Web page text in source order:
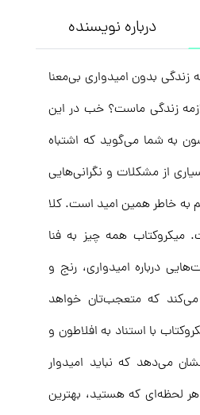
درباره نویسنده
بدون امیدواری بی‌معنا
زندگی ماست؟ خب در این
به شما می‌گوید که اشتباه
از مشکلات و نگرانی‌هایی
به خاطر همین امید است. کلا
میکروکتاب همه چیز به فنا
درباره امیدواری، رنج و
می‌کند که متعجب‌تان خواهد
با استناد به افلاطون و
می‌دهد که نباید امیدوار
لحظه‌ای که هستید، ‌بهترین